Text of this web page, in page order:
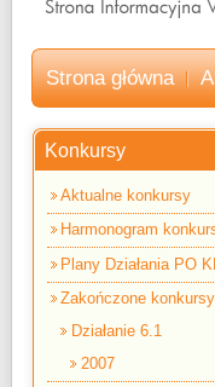
Strona główna
Konkursy
Aktualne konkursy
Harmonogram
Plany Działania PO KL
Zakończone konkursy
Działanie 6.1
2007